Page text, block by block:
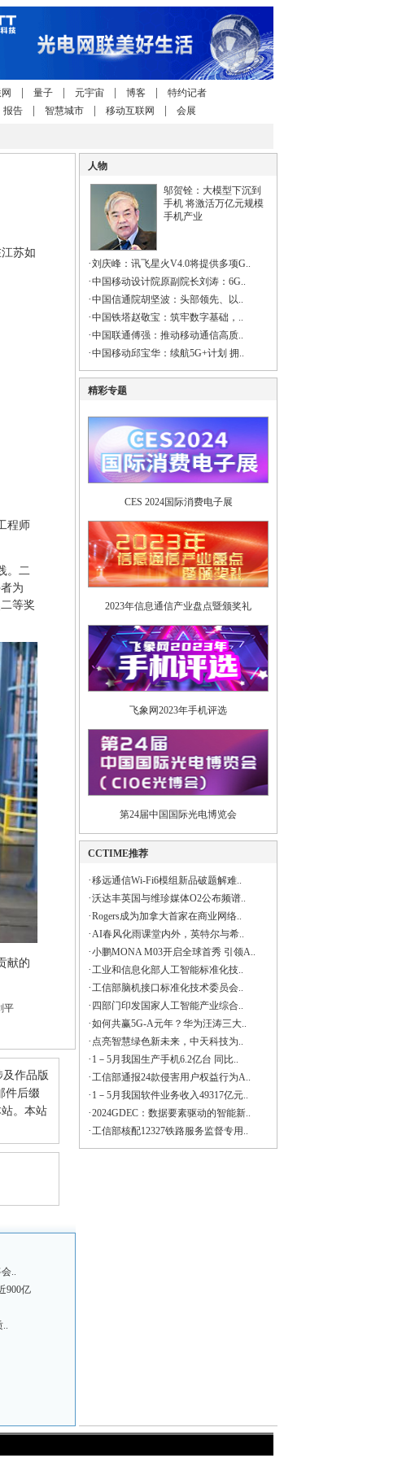
量子 元宇宙 博客
特约记者
报告 智慧城市 移动互联网 会展
苏如
程师
。二
为
等奖
献的
平
作品版
件后缀
。本站
..
900亿
..
人物
邬贺铨：大模型下沉到
手机 将激活万亿元规模
手机产业
·刘庆峰：讯飞星火V4.0将提供多项G..
·中国移动设计院原副院长刘涛：6G..
·中国信通院胡坚波：头部领先、以..
·中国铁塔赵敬宝：筑牢数字基础，..
·中国联通傅强：推动移动通信高质..
·中国移动邱宝华：续航5G+计划 拥..
精彩专题
CES 2024国际消费电子展
2023年信息通信产业盘点暨颁奖礼
飞象网2023年手机评选
第24届中国国际光电博览会
CCTIME推荐
·移远通信Wi-Fi6模组新品破题解难..
·沃达丰英国与维珍媒体O2公布频谱..
·Rogers成为加拿大首家在商业网络..
·AI春风化雨课堂内外，英特尔与希..
·小鹏MONA M03开启全球首秀 引领A..
·工业和信息化部人工智能标准化技..
·工信部脑机接口标准化技术委员会..
· 四部门印发国家人工智能产业综合..
·如何共赢5G-A元年？华为汪涛三大..
· 点亮智慧绿色新未来，中天科技为..
· 1－5月我国生产手机6.2亿台 同比..
·工信部通报24款侵害用户权益行为A..
· 1－5月我国软件业务收入49317亿元..
·2024GDEC：数据要素驱动的智能新..
·工信部核配12327铁路服务监督专用..